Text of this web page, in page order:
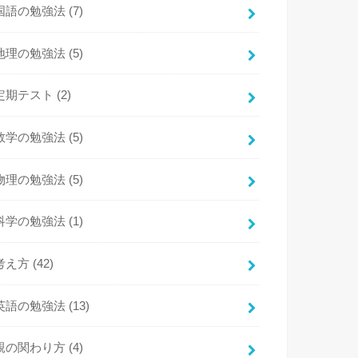
語の勉強法 (7)
理の勉強法 (5)
期テスト (2)
学の勉強法 (5)
理の勉強法 (5)
学の勉強法 (1)
え方 (42)
語の勉強法 (13)
の関わり方 (4)